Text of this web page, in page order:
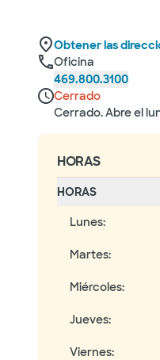
Obtener las
Oficina
469.800.3100
Cerrado
Cerrado. Abre el
HORAS
HORAS
Lunes:
Martes:
Miércoles:
Jueves:
Viernes: